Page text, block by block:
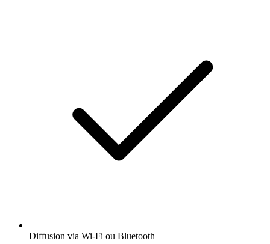
Diffusion via Wi-Fi ou Bluetooth